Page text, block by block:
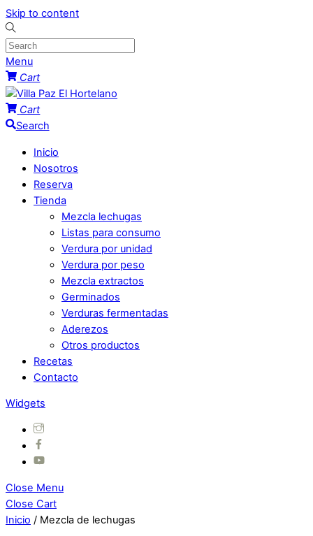
Skip to content
Menu
Cart
Cart
Search
Inicio
Nosotros
Reserva
Tienda
Mezcla lechugas
Listas para consumo
Verdura por unidad
Verdura por peso
Mezcla extractos
Germinados
Verduras fermentadas
Aderezos
Otros productos
Recetas
Contacto
Widgets
Close Menu
Close Cart
Inicio / Mezcla de lechugas